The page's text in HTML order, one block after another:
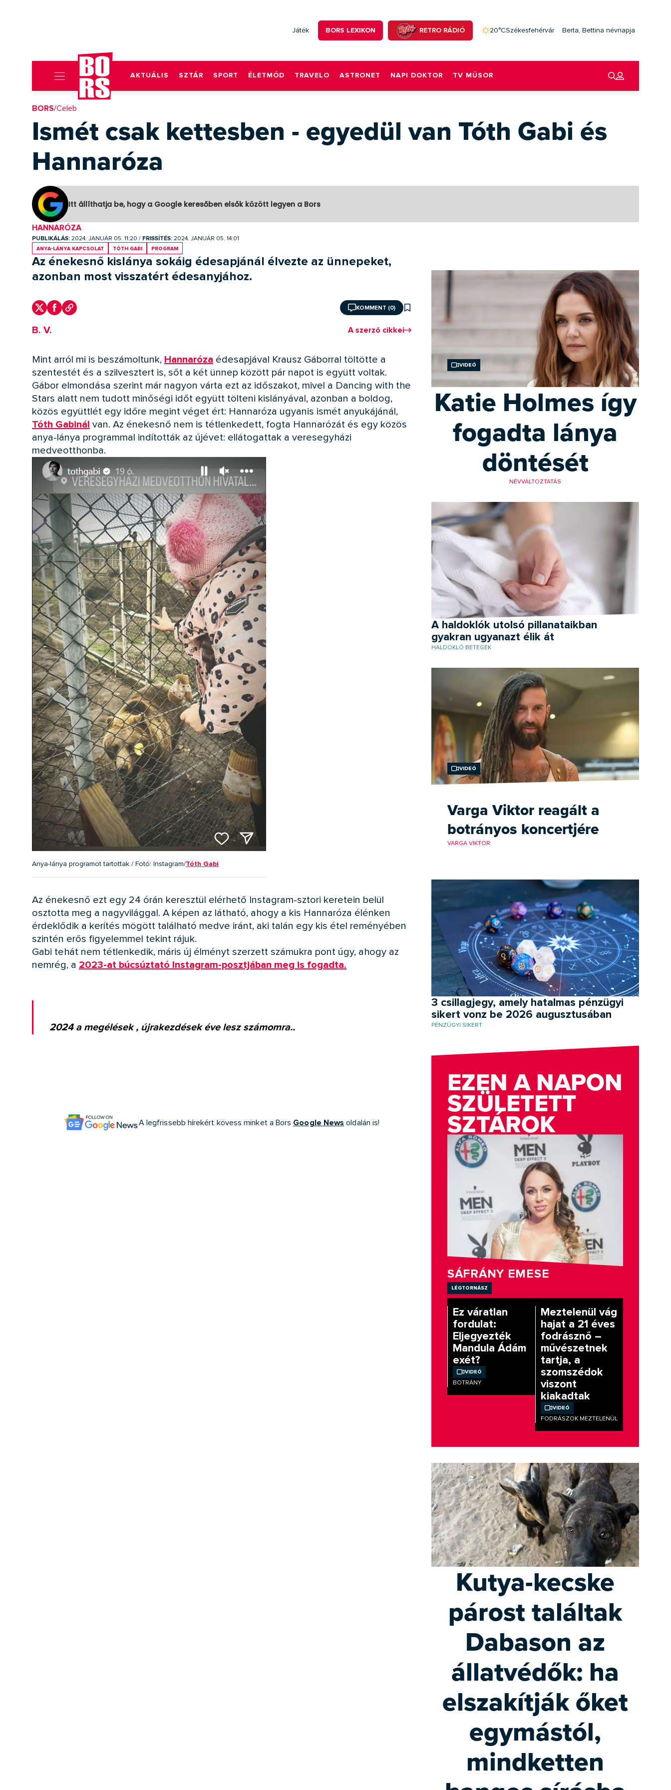
Játék BORS LEXIKON RETRO RÁDIÓ 20°CSzékesfehérvár Berta, Bettina névnapja
AKTUÁLIS SZTÁR SPORT ÉLETMÓD TRAVELO ASTRONET NAPI DOKTOR TV MŰSOR
BORS/Celeb
Ismét csak kettesben - egyedül van Tóth Gabi és
Hannaróza
Itt állíthatja be, hogy a Google keresőben elsők között legyen a Bors
HANNARÓZA
PUBLIKÁLÁS: 2024. JANUÁR 05. 11:20 / FRISSÍTÉS: 2024. JANUÁR 05. 14:01
anya-lánya kapcsolat
Tóth Gabi program
Az énekesnő kislánya sokáig édesapjánál élvezte az ünnepeket,
azonban most visszatért édesanyjához.
KOMMENT (0)
B. V. A szerző cikkei
Mint arról mi is beszámoltunk, Hannaróza édesapjával Krausz Gáborral töltötte a
szentestét és a szilvesztert is, sőt a két ünnep között pár napot is együtt voltak.
Gábor elmondása szerint már nagyon várta ezt az időszakot, mivel a Dancing with the
Stars alatt nem tudott minőségi időt együtt tölteni kislányával, azonban a boldog,
közös együttlét egy időre megint véget ért: Hannaróza ugyanis ismét anyukájánál,
Tóth Gabinál van. Az énekesnő nem is tétlenkedett, fogta Hannarózát és egy közös
anya-lánya programmal indították az újévet: ellátogattak a veresegyházi
medveotthonba.
Anya-lánya programot tartottak / Fotó: Instagram/Tóth Gabi
Az énekesnő ezt egy 24 órán keresztül elérhető Instagram-sztori keretein belül
osztotta meg a nagyvilággal. A képen az látható, ahogy a kis Hannaróza élénken
érdeklődik a kerítés mögött található medve iránt, aki talán egy kis étel reményében
szintén erős figyelemmel tekint rájuk.
Gabi tehát nem tétlenkedik, máris új élményt szerzett számukra pont úgy, ahogy az
nemrég, a 2023-at búcsúztató Instagram-posztjában meg is fogadta.
2024 a megélések , újrakezdések éve lesz számomra..
A legfrissebb hírekért kövess minket a Bors Google News oldalán is!
Videó
Katie Holmes így
fogadta lánya
döntését
NÉVVÁLTOZTATÁS
A haldoklók utolsó pillanataikban
gyakran ugyanazt élik át
HALDOKLÓ BETEGEK
Videó
Varga Viktor reagált a
botrányos koncertjére
VARGA VIKTOR
3 csillagjegy, amely hatalmas pénzügyi
sikert vonz be 2026 augusztusában
PÉNZÜGYI SIKERT
EZEN A NAPON
SZÜLETETT
SZTÁROK
SÁFRÁNY EMESE
légtornász
Ez váratlan
fordulat:
Eljegyezték
Mandula Ádám
exét?
Videó
BOTRÁNY
Meztelenül vág
hajat a 21 éves
fodrásznő –
művészetnek
tartja, a
szomszédok
viszont
kiakadtak
Videó
FODRÁSZOK MEZTELENÜL
Kutya-kecske
párost találtak
Dabason az
állatvédők: ha
elszakítják őket
egymástól,
mindketten